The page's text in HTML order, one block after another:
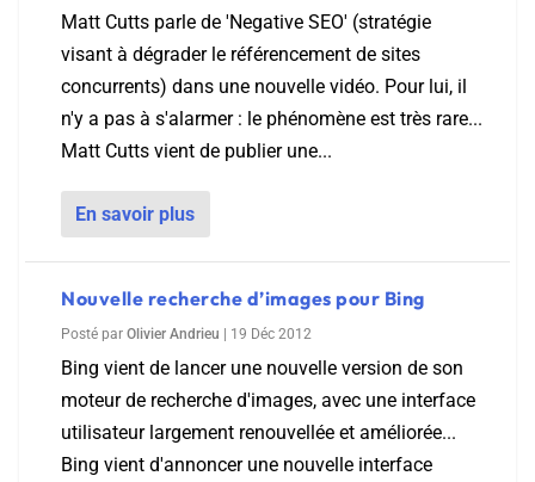
Matt Cutts parle de 'Negative SEO' (stratégie
visant à dégrader le référencement de sites
concurrents) dans une nouvelle vidéo. Pour lui, il
n'y a pas à s'alarmer : le phénomène est très rare...
Matt Cutts vient de publier une...
En savoir plus
Nouvelle recherche d’images pour Bing
Posté par Olivier Andrieu 19 Déc 2012
Bing vient de lancer une nouvelle version de son
moteur de recherche d'images, avec une interface
utilisateur largement renouvellée et améliorée...
Bing vient d'annoncer une nouvelle interface